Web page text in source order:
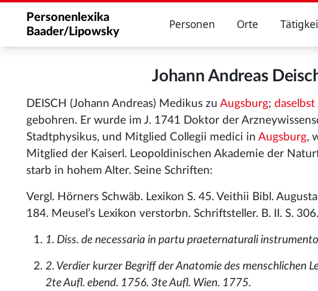
Personenlexika
Baader/Lipowsky
Personen Orte
Johann Andreas
DEISCH (Johann Andreas) Medikus zu Augsburg; daselbst
gebohren. Er wurde im J. 1741 Doktor der
Stadtphysikus, und Mitglied Collegii medici in Augsburg,
Mitglied der Kaiserl. Leopoldinischen Akademie der
starb in hohem Alter. Seine Schriften:
Vergl. Hörners Schwäb. Lexikon S. 45. Veithii Bibl.
184. Meusel’s Lexikon verstorbn. Schriftsteller. B. II. S. 306.
1. Diss. de necessaria in partu praeternaturali
2. Verdier kurzer Begriff der Anatomie des menschlichen
2te Aufl. ebend. 1756. 3te Aufl. Wien. 1775.